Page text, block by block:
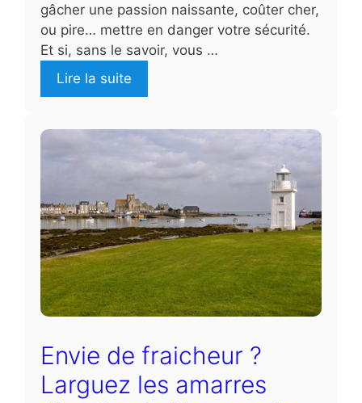
gâcher une passion naissante, coûter cher,
ou pire… mettre en danger votre sécurité.
Et si, sans le savoir, vous …
Lire la suite
Envie de fraicheur ?
Larguez les amarres